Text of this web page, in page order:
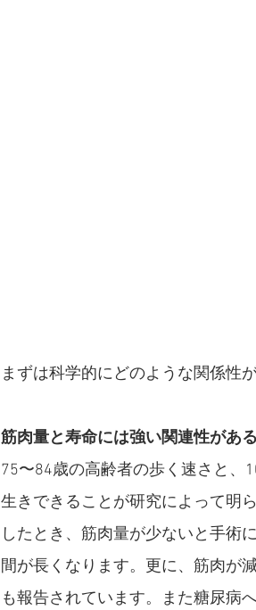
まずは科学的にどのような関係性
筋肉量と寿命には強い関連性があ
75〜84歳の高齢者の歩く速さと、
生きできることが研究によって明
したとき、筋肉量が少ないと手術
間が長くなります。更に、 筋肉が
も報告されています。また糖尿病